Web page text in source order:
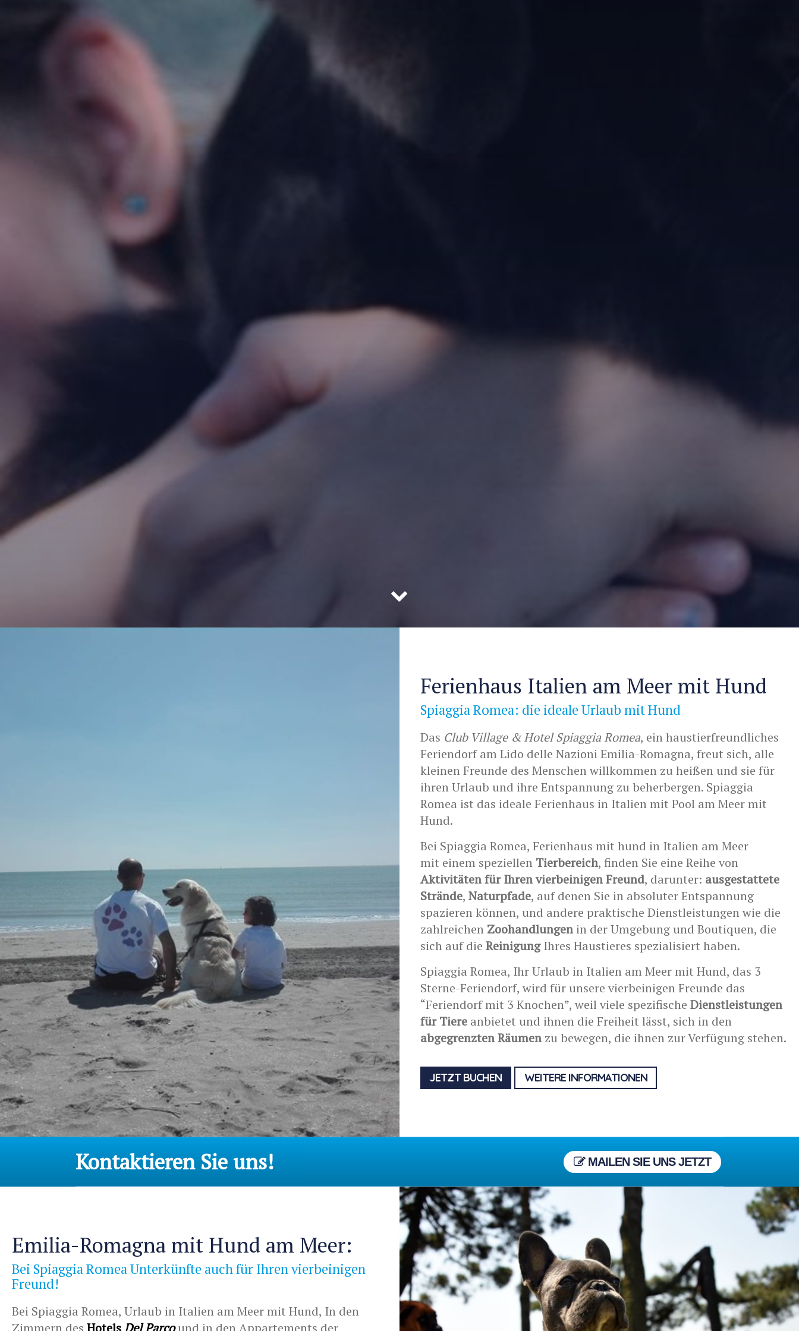
Ferienhaus Italien am Meer mit Hund
Spiaggia Romea: die ideale Urlaub mit Hund
Das Club Village & Hotel Spiaggia Romea, ein haustierfreundliches
Feriendorf am Lido delle Nazioni Emilia-Romagna, freut sich, alle
kleinen Freunde des Menschen willkommen zu heißen und sie für
ihren Urlaub und ihre Entspannung zu beherbergen. Spiaggia
Romea ist das ideale Ferienhaus in Italien mit Pool am Meer mit
Hund.
Bei Spiaggia Romea, Ferienhaus mit hund in Italien am Meer
mit einem speziellen Tierbereich, finden Sie eine Reihe von
Aktivitäten für Ihren vierbeinigen Freund, darunter: ausgestattete
Strände, Naturpfade, auf denen Sie in absoluter Entspannung
spazieren können, und andere praktische Dienstleistungen wie die
zahlreichen Zoohandlungen in der Umgebung und Boutiquen, die
sich auf die ReinigungIhres Haustieres spezialisiert haben.
Spiaggia Romea, Ihr Urlaub in Italien am Meer mit Hund, das 3
Sterne-Feriendorf, wird für unsere vierbeinigen Freunde das
“Feriendorf mit 3 Knochen”, weil viele spezifische Dienstleistungen
für Tiere anbietet und ihnen die Freiheit lässt, sich in den
abgegrenzten Räumen zu bewegen, die ihnen zur Verfügung stehen.
JETZT BUCHEN WEITERE INFORMATIONEN
Kontaktieren Sie uns! MAILEN SIE UNS JETZT
Emilia-Romagna mit Hund am Meer:
Bei Spiaggia Romea Unterkünfte auch für Ihren vierbeinigen
Freund!
Bei Spiaggia Romea, Urlaub in Italien am Meer mit Hund, In den